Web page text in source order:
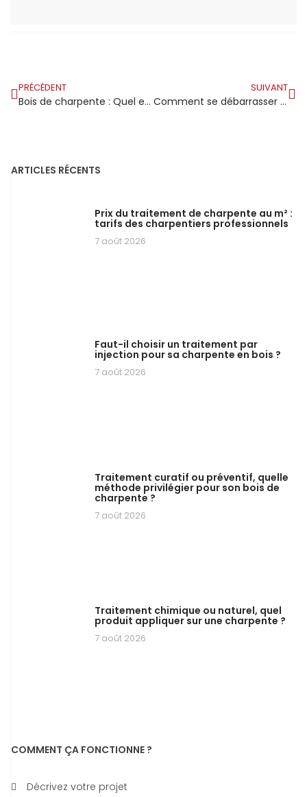
PRÉCÉDENT
Bois de charpente : Quel est le bois idéal en 3 lettres ?
SUIVANT
Comment se débarrasser des mites de bois dans la charpente ?
ARTICLES RÉCENTS
Prix du traitement de charpente au m² :
tarifs des charpentiers professionnels
7 août 2026
Faut-il choisir un traitement par
injection pour sa charpente en bois ?
7 août 2026
Traitement curatif ou préventif, quelle
méthode privilégier pour son bois de
charpente ?
7 août 2026
Traitement chimique ou naturel, quel
produit appliquer sur une charpente ?
7 août 2026
COMMENT ÇA FONCTIONNE ?
Décrivez votre projet